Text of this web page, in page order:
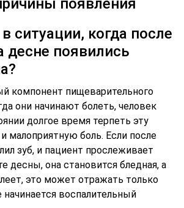
появления
ситуации, когда после
десне появились
компонент пищеварительного
они начинают болеть, человек
долгое время терпеть эту
боль. Если после
зуб, и пациент прослеживает
десны, она становится бледная, а
это может отражать только
начинается воспалительный